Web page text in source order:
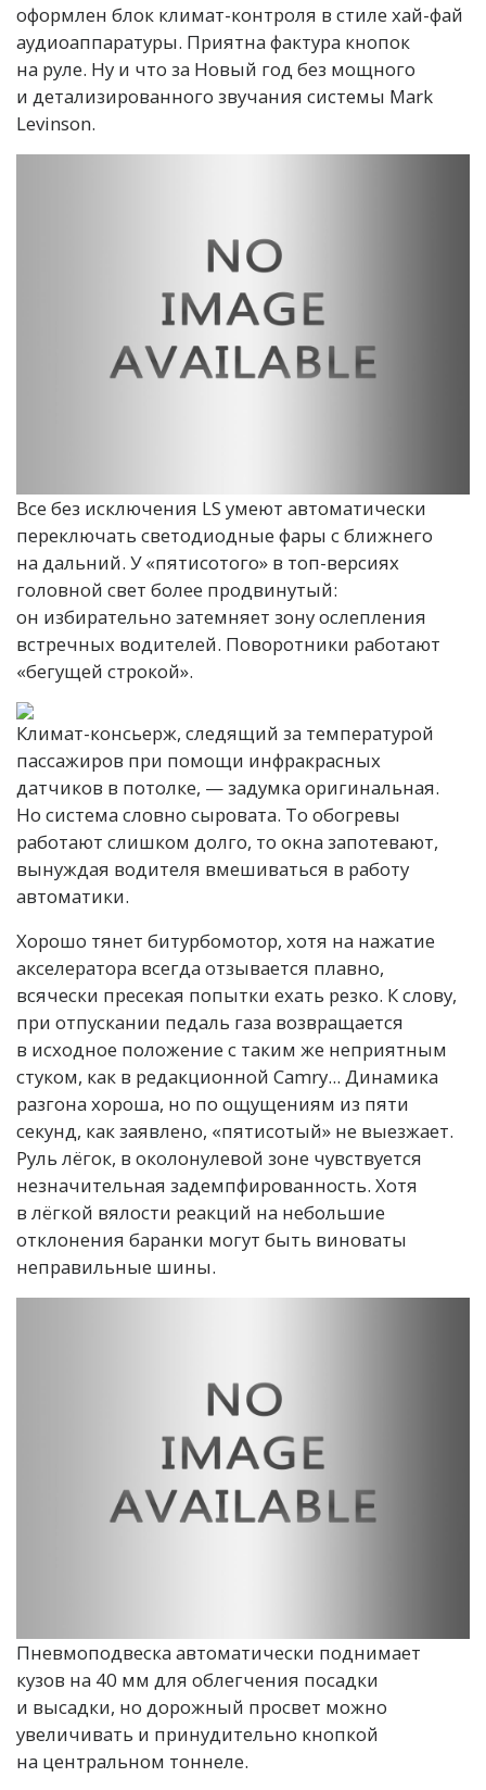
оформлен блок климат-контроля в стиле хай-фай
аудиоаппаратуры. Приятна фактура кнопок
на руле. Ну и что за Новый год без мощного
и детализированного звучания системы Mark
Levinson.
Все без исключения LS умеют автоматически
переключать светодиодные фары с ближнего
на дальний. У «пятисотого» в топ-версиях
головной свет более продвинутый:
он избирательно затемняет зону ослепления
встречных водителей. Поворотники работают
«бегущей строкой».
Климат-консьерж, следящий за температурой
пассажиров при помощи инфракрасных
датчиков в потолке, — задумка оригинальная.
Но система словно сыровата. То обогревы
работают слишком долго, то окна запотевают,
вынуждая водителя вмешиваться в работу
автоматики.
Хорошо тянет битурбомотор, хотя на нажатие
акселератора всегда отзывается плавно,
всячески пресекая попытки ехать резко. К слову,
при отпускании педаль газа возвращается
в исходное положение с таким же неприятным
стуком, как в редакционной Camry... Динамика
разгона хороша, но по ощущениям из пяти
секунд, как заявлено, «пятисотый» не выезжает.
Руль лёгок, в околонулевой зоне чувствуется
незначительная задемпфированность. Хотя
в лёгкой вялости реакций на небольшие
отклонения баранки могут быть виноваты
неправильные шины.
Пневмоподвеска автоматически поднимает
кузов на 40 мм для облегчения посадки
и высадки, но дорожный просвет можно
увеличивать и принудительно кнопкой
на центральном тоннеле.